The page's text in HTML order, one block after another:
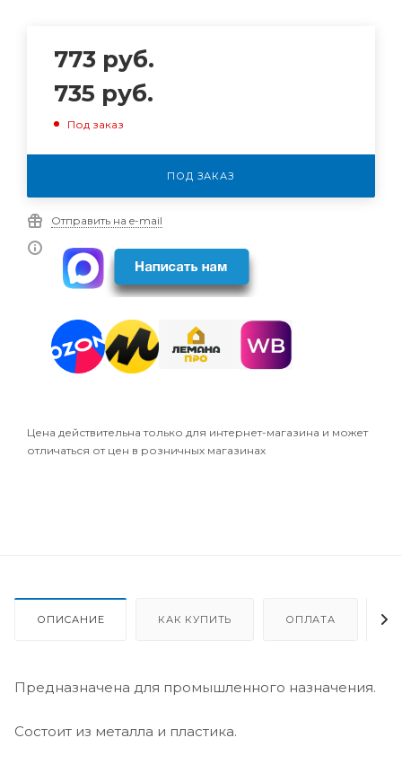
773 руб.
735 руб.
Под заказ
ПОД ЗАКАЗ
Отправить на e-mail
Цена действительна только для интернет-магазина и может
отличаться от цен в розничных магазинах
ОПИСАНИЕ КАК КУПИТЬ ОПЛАТА
Предназначена для промышленного назначения.
Состоит из металла и пластика.